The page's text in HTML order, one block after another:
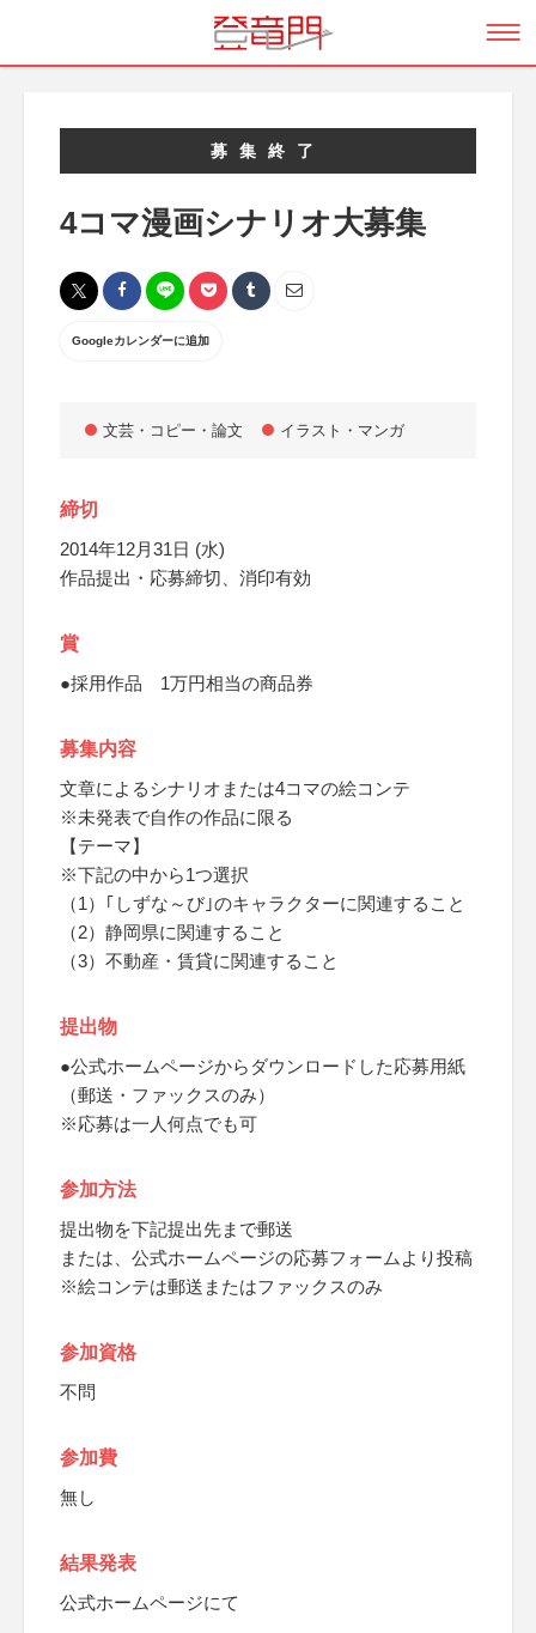
募集終了
4コマ漫画シナリオ大募集
Googleカレンダーに追加
文芸・コピー・論文 イラスト・マンガ
締切
2014年12月31日 (水)
作品提出・応募締切、消印有効
賞
●採用作品 1万円相当の商品券
募集内容
文章によるシナリオまたは4コマの絵コンテ
※未発表で自作の作品に限る
【テーマ】
※下記の中から1つ選択
（1）｢しずな～び｣のキャラクターに関連すること
（2）静岡県に関連すること
（3）不動産・賃貸に関連すること
提出物
●公式ホームページからダウンロードした応募用紙
（郵送・ファックスのみ）
※応募は一人何点でも可
参加方法
提出物を下記提出先まで郵送
または、公式ホームページの応募フォームより投稿
※絵コンテは郵送またはファックスのみ
参加資格
不問
参加費
無し
結果発表
公式ホームページにて